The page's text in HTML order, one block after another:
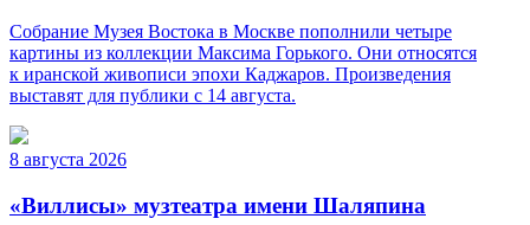
Собрание Музея Востока в Москве пополнили четыре
картины из коллекции Максима Горького. Они относятся
к иранской живописи эпохи Каджаров. Произведения
выставят для публики с 14 августа.
8 августа 2026
«Виллисы» музтеатра имени Шаляпина